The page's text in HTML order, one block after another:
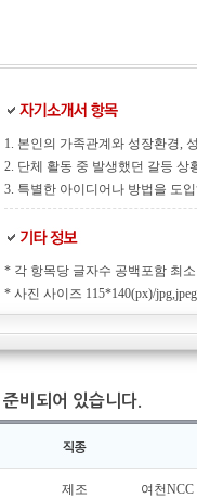
1. 본인의 가족관계와 성장환경,
2. 단체 활동 중 발생했던 갈등 상
3. 특별한 아이디어나 방법을 도
* 각 항목당 글자수 공백포함 최소
* 사진 사이즈 115*140(px)/
비되어 있습니다.
제조 여천